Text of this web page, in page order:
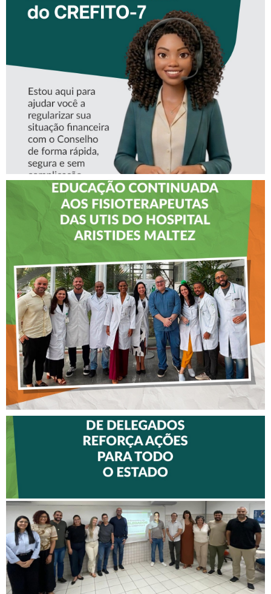
CONHEÇA A ‘ALINE’,
ASSISTENTE VIRTUAL DO
CREFITO-7
CREFITO-7 LEVA EDUCAÇÃO
CONTINUADA AOS
FISIOTERAPEUTAS DAS UTIs
DO HOSPITAL ARISTIDES
MALTEZ
DELEGADOS REFORÇA
AÇÕES PARA TODO O
ESTADO